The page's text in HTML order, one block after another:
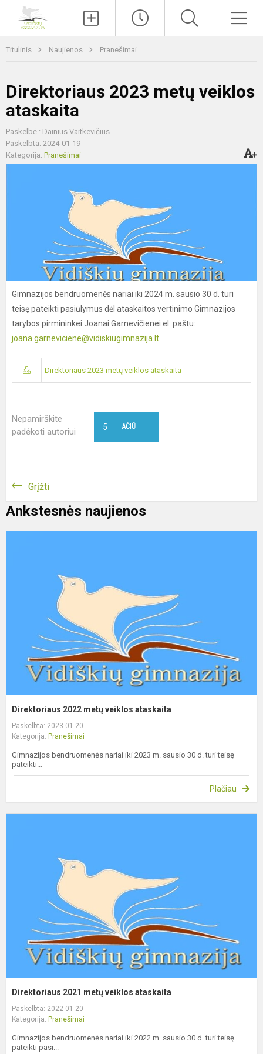
Titulinis Naujienos Pranešimai
Direktoriaus 2023 metų veiklos
ataskaita
Paskelbė : Dainius Vaitkevičius
Paskelbta: 2024-01-19
Kategorija: Pranešimai
Gimnazijos bendruomenės nariai iki 2024 m. sausio 30 d. turi
teisę pateikti pasiūlymus dėl ataskaitos vertinimo Gimnazijos
tarybos pirmininkei Joanai Garnevičienei el. paštu:
joana.garneviciene@vidiskiugimnazija.lt
Direktoriaus 2023 metų veiklos ataskaita
Nepamirškite
padėkoti autoriui
AČIŪ
5
Grįžti
Ankstesnės naujienos
Direktoriaus 2022 metų veiklos ataskaita
Paskelbta: 2023-01-20
Kategorija: Pranešimai
Gimnazijos bendruomenės nariai iki 2023 m. sausio 30 d. turi teisę
pateikti...
Plačiau
Direktoriaus 2021 metų veiklos ataskaita
Paskelbta: 2022-01-20
Kategorija: Pranešimai
Gimnazijos bendruomenės nariai iki 2022 m. sausio 30 d. turi teisę
pateikti pasi...